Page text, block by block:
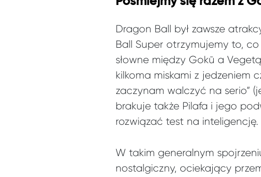
Dragon Ball był zawsze
Ball Super otrzymujemy to,
słowne między Gokū a
kilkoma miskami z jedzeniem
zaczynam walczyć na serio”
brakuje także Pilafa i jego
rozwiązać test na inteligencję.
W takim generalnym
nostalgiczny, ociekający